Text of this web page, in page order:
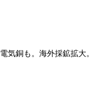
気銅も。海外採鉱拡大。